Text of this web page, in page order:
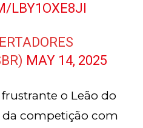
LBY1OXE8JI
MAY 14, 2025
o Leão do
da competição com